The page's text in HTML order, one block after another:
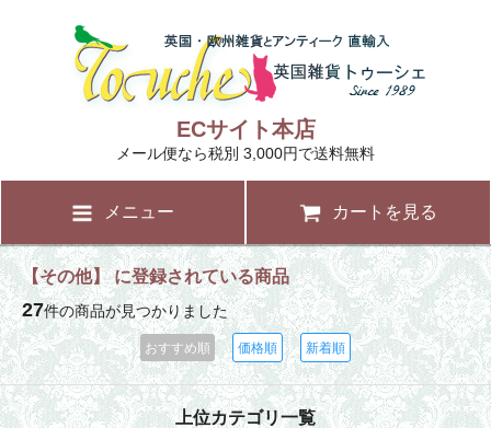
ECサイト本店
メール便なら税別 3,000円で送料無料
メニュー カートを見る
【その他】 に登録されている商品
27件の商品が見つかりました
おすすめ順 価格順 新着順
上位カテゴリ一覧